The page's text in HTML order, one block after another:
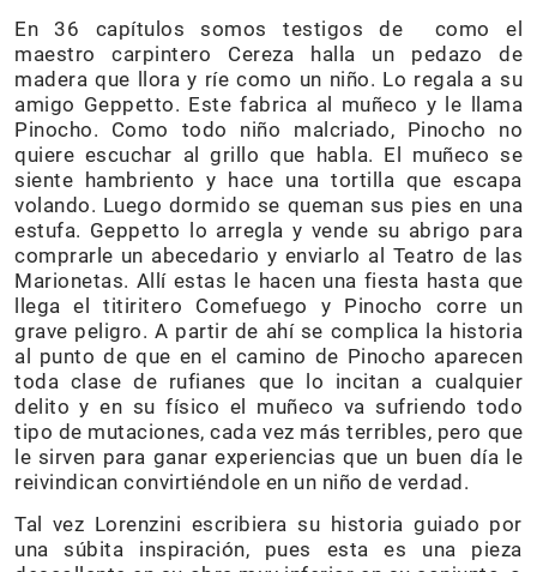
En 36 capítulos somos testigos de como el
maestro carpintero Cereza halla un pedazo de
madera que llora y ríe como un niño. Lo regala a su
amigo Geppetto. Este fabrica al muñeco y le llama
Pinocho. Como todo niño malcriado, Pinocho no
quiere escuchar al grillo que habla. El muñeco se
siente hambriento y hace una tortilla que escapa
volando. Luego dormido se queman sus pies en una
estufa. Geppetto lo arregla y vende su abrigo para
comprarle un abecedario y enviarlo al Teatro de las
Marionetas. Allí estas le hacen una fiesta hasta que
llega el titiritero Comefuego y Pinocho corre un
grave peligro. A partir de ahí se complica la historia
al punto de que en el camino de Pinocho aparecen
toda clase de rufianes que lo incitan a cualquier
delito y en su físico el muñeco va sufriendo todo
tipo de mutaciones, cada vez más terribles, pero que
le sirven para ganar experiencias que un buen día le
reivindican convirtiéndole en un niño de verdad.
Tal vez Lorenzini escribiera su historia guiado por
una súbita inspiración, pues esta es una pieza